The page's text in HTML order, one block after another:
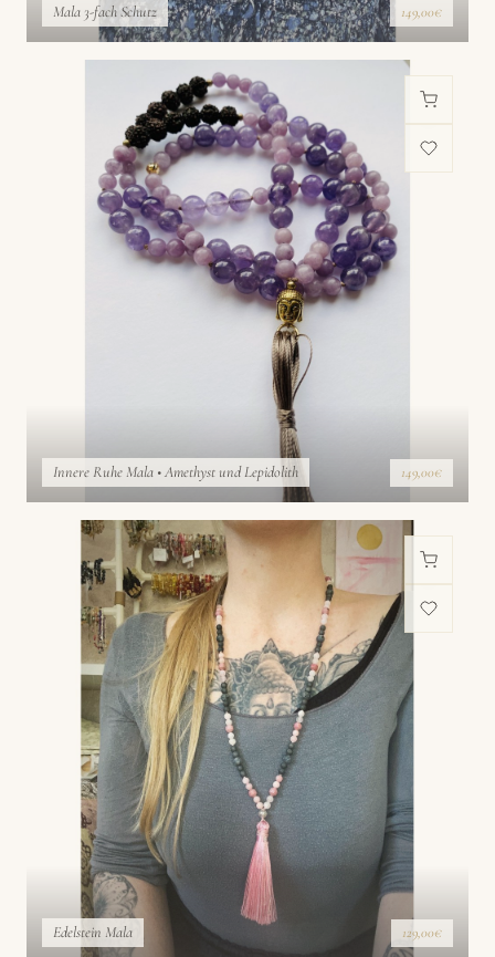
Mala 3-fach Schutz 149,00€
Innere Ruhe Mala • Amethyst und Lepidolith 149,00€
Edelstein Mala 129,00€